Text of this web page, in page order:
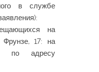
в службе
на
Фрунзе, 17: на
по адресу